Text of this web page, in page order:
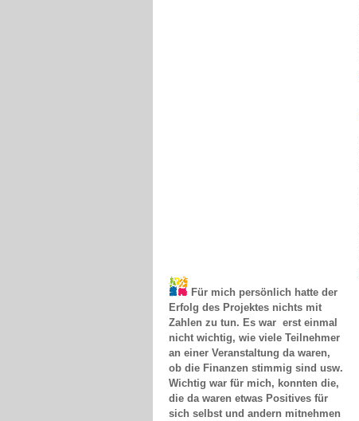
Erfolg des Projektes nichts mit
Zahlen zu tun. Es war erst einmal
nicht wichtig, wie viele Teilnehmer
an einer Veranstaltung da waren,
ob die Finanzen stimmig sind usw.
Wichtig war für mich, konnten die,
die da waren etwas Positives für
sich selbst und andern mitnehmen
oder auch die Erkenntnis, ich bin